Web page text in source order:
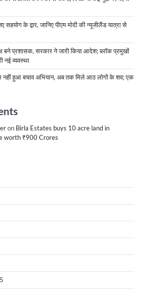
के द्वार, जानिए पीएम मोदी की न्यूजीलैंड यात्रा से
बने प्रशासक, सरकार ने जारी किया आदेश; ब्लॉक प्रमुखों
नई व्यवस्था
नहीं हुआ बचाव अभियान, अब तक मिले आठ लोगों के शव; एक
on Birla Estates buys 10 acre land in
worth ₹900 Crores